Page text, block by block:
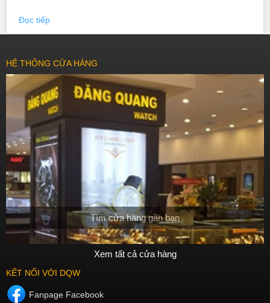
Đọc tiếp
HỆ THỐNG CỬA HÀNG
Tìm cửa hàng gần bạn
Xem tất cả cửa hàng
KẾT NỐI VỚI DQW
Fanpage Facebook